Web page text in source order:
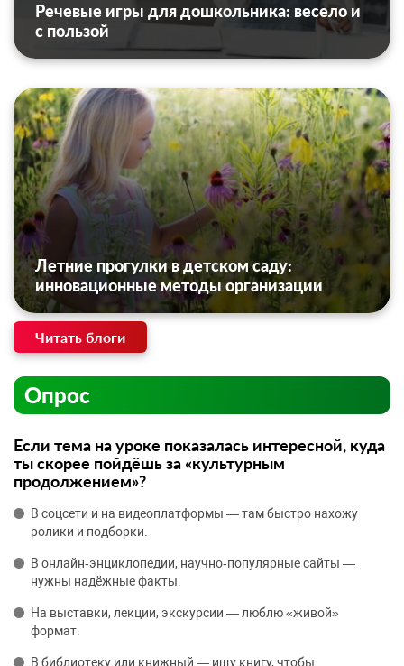
Речевые игры для дошкольника: весело и
с пользой
Летние прогулки в детском саду:
инновационные методы организации
Читать блоги
Опрос
Если тема на уроке показалась интересной, куда
ты скорее пойдёшь за «культурным
продолжением»?
В соцсети и на видеоплатформы — там быстро нахожу
ролики и подборки.
В онлайн‑энциклопедии, научно‑популярные сайты —
нужны надёжные факты.
На выставки, лекции, экскурсии — люблю «живой»
формат.
В библиотеку или книжный — ищу книгу, чтобы